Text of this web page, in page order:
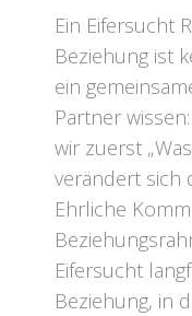
Ein Eifersucht
Beziehung ist
ein
Partner
wir zuerst
verändert sich
Ehrliche
Eifersucht
Beziehung, in